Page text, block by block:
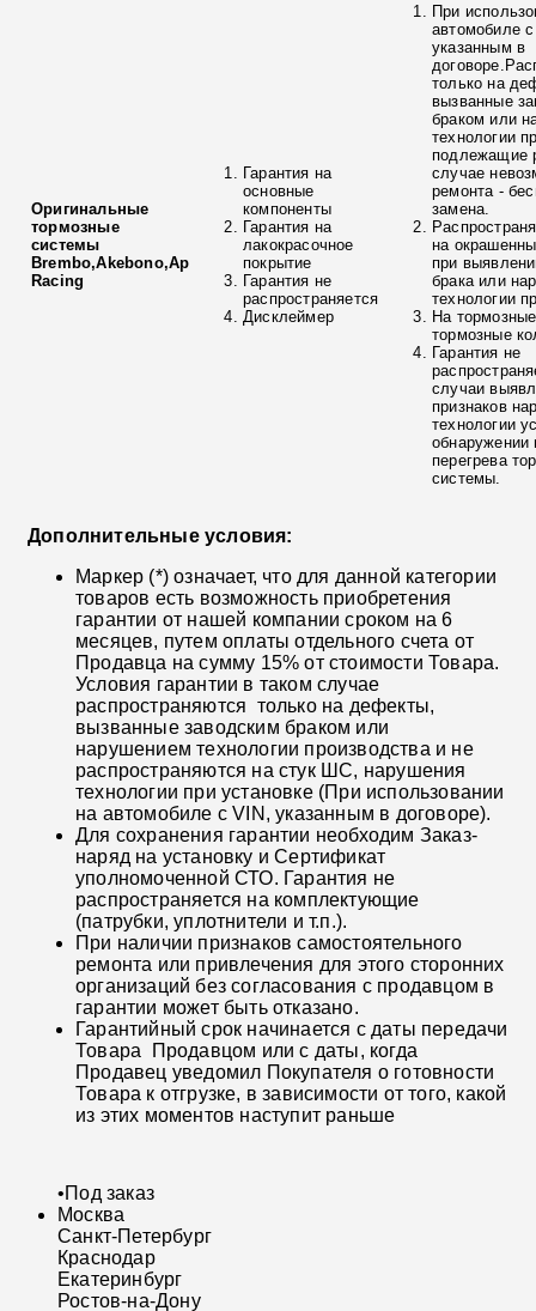
Оригинальные
тормозные
системы
Brembo,Akebono,Ap
Racing
Гарантия на
основные
компоненты
Гарантия на
лакокрасочное
покрытие
Гарантия не
распространяется
Дисклеймер
При
автомобиле
указанным в
только на
вызванные
браком или
технологии
подлежащие
случае
ремонта -
замена.
на
при
брака или
технологии
На
тормозные
Гарантия не
случаи
признаков
технологии
обнаружении
перегрева
системы.
Дополнительные условия:
Маркер (*) означает, что для данной категории
товаров есть возможность приобретения
гарантии от нашей компании сроком на 6
месяцев, путем оплаты отдельного счета от
Продавца на сумму 15% от стоимости Товара.
Условия гарантии в таком случае
распространяются только на дефекты,
вызванные заводским браком или
нарушением технологии производства и не
распространяются на стук ШС, нарушения
технологии при установке (При использовании
на автомобиле с VIN, указанным в договоре).
Для сохранения гарантии необходим Заказ-
наряд на установку и Сертификат
уполномоченной СТО. Гарантия не
распространяется на комплектующие
(патрубки, уплотнители и т.п.).
При наличии признаков самостоятельного
ремонта или привлечения для этого сторонних
организаций без согласования с продавцом в
гарантии может быть отказано.
Гарантийный срок начинается с даты передачи
Товара Продавцом или с даты, когда
Продавец уведомил Покупателя о готовности
Товара к отгрузке, в зависимости от того, какой
из этих моментов наступит раньше
•Под заказ
Москва
Санкт-Петербург
Краснодар
Екатеринбург
Ростов-на-Дону